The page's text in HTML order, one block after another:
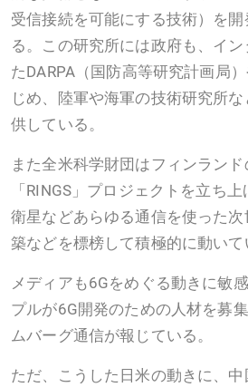
受信接続を可能にする技術）を
る。この研究所には政府も、イ
たDARPA（国防高等研究計画局
じめ、陸軍や海軍の技術研究所
供している。
また全米科学財団はフィンラン
「RINGS」プロジェクトを立ち
衛星などあらゆる通信を使った
築などを標榜して積極的に動いて
メディアも6Gをめぐる動きに敏
プルが6G開発のための人材を募
ムバーグ通信が報じている。
ただ、こうした日米の動きに、